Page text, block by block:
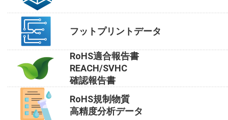
フットプリントデータ
RoHS適合報告書
REACH/SVHC
確認報告書
RoHS規制物質
高精度分析データ